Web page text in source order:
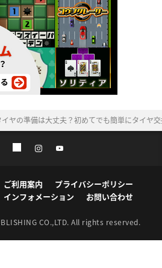
ヤの準備は大丈夫？初めてでも簡単にタイヤ
ご利用案内
プライバシーポリシー
インフォメーション お問い合わせ
CO.,LTD. All rights reserved.